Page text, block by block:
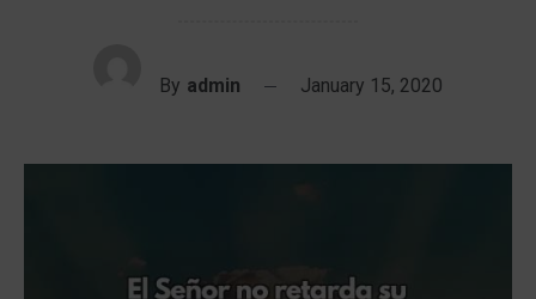
By admin January 15, 2020